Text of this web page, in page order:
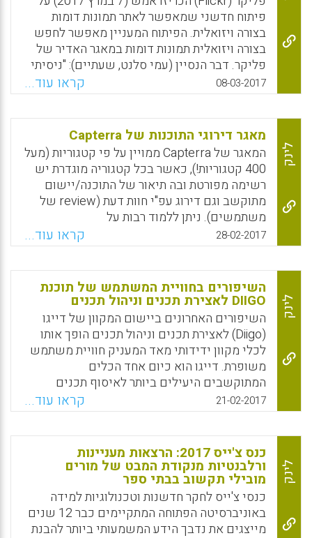
פיתוח חדשני שמאפשר לאתר תמונות דומות
בצורה ויזואלית. הפיתוח המעניין מאפשר לחפש
בצורה ויזואלית תמונות דומות במאגר האדיר של
פליקר. דבר הנסיין (עמי סלנט, שעתיים): "ניסיתי
לחפש תמונות דומות בכמה וכמה נושאים. שיעור
ההצלחה, מבחינתי, נע בין 15% לבין 20%. יצוין כי
פיתוח של חיפוש ויזואלי דומה קיים זה שנה גם
במאגר פינטרסט (Pinterest). גם שם ניסיתי
במשך שעה לחפש תמונות דומות. שיעור ההצלחה,
מבחינתי, היה קצת יותר גבוה, בסביבות 30%" (עמי
סלנט).
WhatsApp
Facebook
Email
X
08-03-2017 קראו עוד...
לינק
מאגר דירוגי התוכנות של Capterra
המאגר של Capterra ממויין על פי קטגוריות (מעל
400 קטגוריות!), כאשר בכל קטגוריה מוגדרת יש
רשימה מפורטת ובה תיאור של התוכנה/יישום
מתוקשב וגם דירוג עפ"י חוות דעת (review של
משתמשים). ניתן ללמוד רבות על
התוכנות/יישומים מתוקשבים הקיימים בתחום
מקצועי מסוים באמצעות הרשימה השיטתית
המאוגדת באחת מקטגוריית הנושאים במאגר
Capterra. הדירוג ע"י חברת Capterra, הנחשבת
כסמכות מקצועית לדירוג תוכנות בנושאים שונים,
יכול להקל רבות על מידענים או מנהלי תוכן
המבקשים לראות ולגבש חלופות ליישומים
מתוקשבים בעולם ולקבלת הערכה של
משתמשים לגבי התוכנה או היישום המתוקשב
(עמי סלנט).
WhatsApp
Facebook
Email
X
28-02-2017 קראו עוד...
לינק
השיפורים בחוויית המשתמש של תוכנת
DIIGO לאצירת תכנים וניהול תכנים
השיפורים האחרונים ביישום המקוון של דייגו
(Diigo) לאצירת תכנים וניהול תכנים הופך אותו
לכלי מקוון ידידותי מאד המעניק חוויית משתמש
משופרת. דייגו הוא כיום אחד הכלים
המתוקשבים היעילים ביותר לאיסוף תכנים
ולארגונם במתכונת של מאגר מקוון של פריטי
מידע. בגרסה של דייגו 6.0 ניתן לארגן עץ-נושאים
(knowledge trees). בגרסת דייגו 6.0 ניתן לקטלג
רשומה של פריט מידע בצורה הרבה יותר ידידותית
וקלה, עם אפשרות שיוך לעץ-נושא נבחר או
למאגר ידע קבוצתי. מילות-המפתח (נושאי
המיתאר של הפריט) מופיעים בבירור בראש כל
רשומה וגם כרשימה בצד ימין. ניתן בקלות להוסיף
תקציר לכל רשומה מקוונת. המשמעות היא שניתן
21-02-2017 קראו עוד...
לינק
כנס צ'ייס 2017: הרצאות מעניינות
ורלבנטיות מנקודת המבט של מורים
מובילי תקשוב בבתי ספר
כנסי צ'ייס לחקר חדשנות וטכנולוגיות למידה
באוניברסיטה הפתוחה המתקיימים כבר 12 שנים
מייצגים את נדבך הידע המשמעותי ביותר להבנת